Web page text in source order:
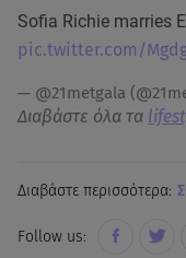
Sofia Richie marries
pic.twitter.com/
— @21metgala
Διαβάστε όλα τα
Διαβάστε περισσότερα:
Follow us: